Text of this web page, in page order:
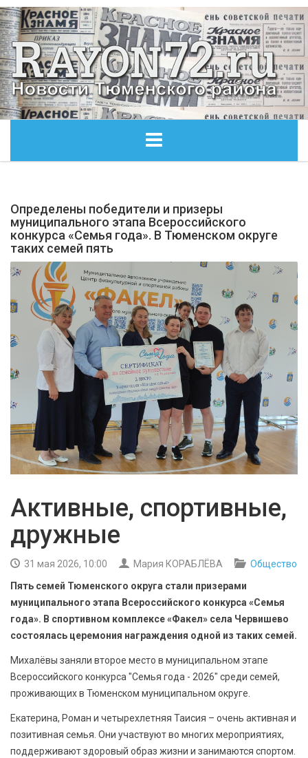
ОБЩЕСТВО
ЭКОНОМИКА
КУЛЬТУРА
БЕЗОПАСНОСТЬ
СПОРТ
АРХИВ PDF
Определены победители и призеры
муниципального этапа Всероссийского
конкурса «Семья года». В Тюменском округе
таких семей пять
Активные, спортивные,
дружные
31 мая 2026, 10:00 Мария КОРАБЛЁВА
Общество
Пять семей Тюменского округа стали призерами
муниципального этапа Всероссийского конкурса «Семья
года». В спортивном комплексе «Факел» села Червишево
состоялась церемония награждения одной из таких семей.
Михалёвы заняли второе место в муниципальном этапе
Всероссийского конкурса "Семья года - 2026" среди семей,
проживающих в Тюменском муниципальном округе.
Екатерина, Роман и четырехлетняя Таисия – очень активная и
позитивная семья. Они участвуют во многих мероприятиях,
поддерживают здоровый образ жизни и занимаются спортом.